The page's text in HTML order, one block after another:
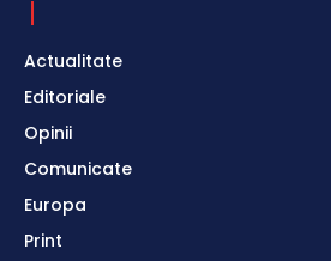
Actualitate
Editoriale
Opinii
Comunicate
Europa
Print